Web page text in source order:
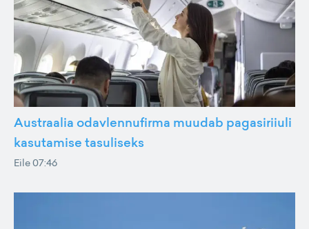
Austraalia odavlennufirma muudab pagasiriiuli
kasutamise tasuliseks
Eile 07:46